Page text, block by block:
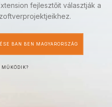
fejlesztőit választják a
BAN BEN MAGYARORSZÁG
MŰKÖDIK?